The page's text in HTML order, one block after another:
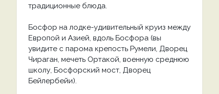
традиционные блюда.
Босфор на лодке-удивительный круиз между
Европой и Азией, вдоль Босфора (вы
увидите с парома крепость Румели, Дворец
Чираган, мечеть Ортакой, военную среднюю
школу, Босфорский мост, Дворец
Бейлербейи).